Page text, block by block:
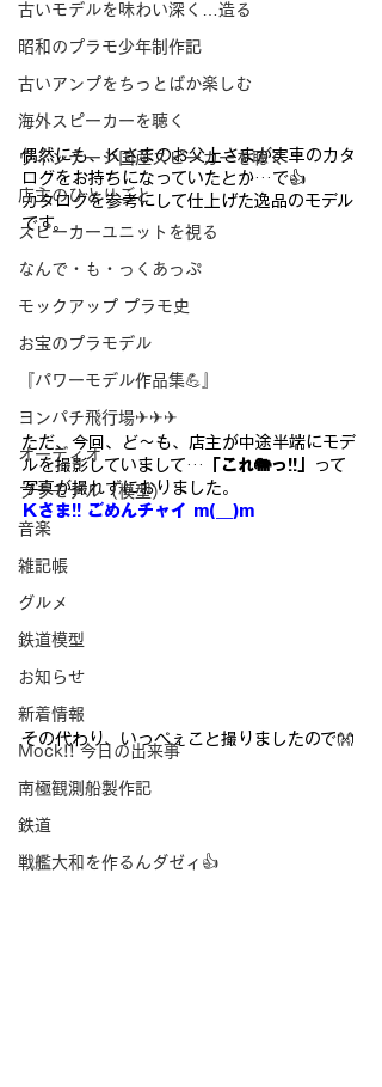
古いモデルを味わい深く…造る
昭和のプラモ少年制作記
古いアンプをちっとばか楽しむ
海外スピーカーを聴く
ヴィンテージ国産スピーカーを聴く
店主のひとりごと
スピーカーユニットを視る
なんで・も・っくあっぷ
モックアップ プラモ史
お宝のプラモデル
『パワーモデル作品集💪』
ヨンパチ飛行場✈✈✈
オーディオ
プラモデル（模型）
音楽
雑記帳
グルメ
鉄道模型
お知らせ
新着情報
Mock!! 今日の出来事
南極観測船製作記
鉄道
戦艦大和を作るんダゼィ👍
偶然にも、Ｋさまのお父上さまが実車のカタ
ログをお持ちになっていたとか…で👍
カタログを参考にして仕上げた逸品のモデル
です。
ただ、今回、ど～も、店主が中途半端にモデ
ルを撮影していまして…
「これ🐘っ!!」
って
写真が撮れずにおりました。
Ｋさま!! ごめんチャイ m(__)m
その代わり、いっぺぇこと撮りましたので👐